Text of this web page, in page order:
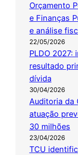
Orçamento
e Finanças
e análise
22/05/2026
PLDO 2027:
resultado
dívida
30/04/2026
Auditoria da
atuação
30 milhões
23/04/2026
TCU